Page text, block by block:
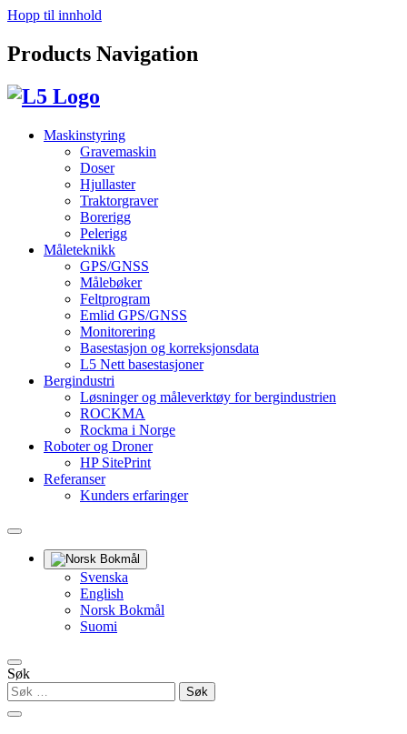
Hopp til innhold
Products Navigation
Maskinstyring
Gravemaskin
Doser
Hjullaster
Traktorgraver
Borerigg
Pelerigg
Måleteknikk
GPS/GNSS
Målebøker
Feltprogram
Emlid GPS/GNSS
Monitorering
Basestasjon og korreksjonsdata
L5 Nett basestasjoner
Bergindustri
Løsninger og måleverktøy for bergindustrien
ROCKMA
Rockma i Norge
Roboter og Droner
HP SitePrint
Referanser
Kunders erfaringer
Svenska
English
Norsk Bokmål
Suomi
Søk